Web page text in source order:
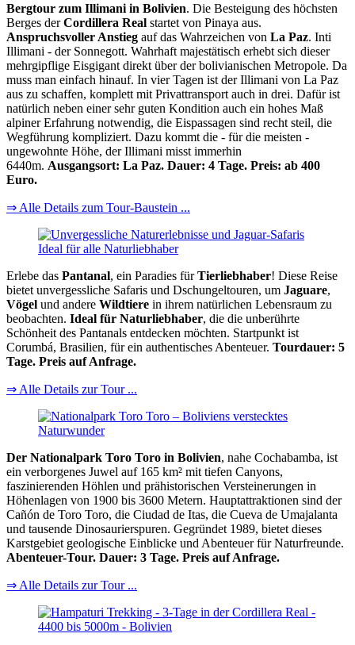
Bergtour zum Illimani in Bolivien. Die Besteigung des höchsten
Berges derCordillera Real startet von Pinaya aus.
Anspruchsvoller Anstieg auf das Wahrzeichen von La Paz. Inti
Illimani - der Sonnegott. Wahrhaft majestätisch erhebt sich dieser
mehrgipflige Eisgigant direkt über der bolivianischen Metropole. Da
muss man einfach hinauf. In vier Tagen ist der Illimani von La Paz
aus zu schaffen, komplett mit Privattransport auch in drei. Dafür ist
natürlich neben einer sehr guten Kondition auch ein hohes Maß
alpiner Erfahrung notwendig, die Eispassagen sind recht steil, die
Wegführung kompliziert. Dazu kommt die - für die meisten -
ungewohnte Höhe, der Illimani misst immerhin
6440m. Ausgangsort: La Paz. Dauer: 4 Tage. Preis: ab 400
Euro.
⇒ Alle Details zum Tour-Baustein ...
Erlebe das Pantanal, ein Paradies fürTierliebhaber! Diese Reise
bietet unvergessliche Safaris und Dschungeltouren, um Jaguare,
Vögel und andere Wildtiere in ihrem natürlichen Lebensraum zu
beobachten. Ideal für Naturliebhaber, die die unberührte
Schönheit des Pantanals entdecken möchten. Startpunkt ist
Corumbá, Brasilien, für ein authentisches Abenteuer. Tourdauer: 5
Tage. Preis auf Anfrage.
⇒ Alle Details zur Tour ...
Der Nationalpark Toro Toro in Bolivien, nahe Cochabamba, ist
ein verborgenes Juwel auf 165 km² mit tiefen Canyons,
faszinierenden Höhlen und prähistorischen Versteinerungen in
Höhenlagen von 1900 bis 3600 Metern. Hauptattraktionen sind der
Cañón de Toro Toro, die Ciudad de Itas, die Cueva de Umajalanta
und tausende Dinosaurierspuren. Gegründet 1989, bietet dieses
Karstgebiet geologische Einblicke und Abenteuer für Naturfreunde.
Abenteuer-Tour. Dauer: 3 Tage. Preis auf Anfrage.
⇒ Alle Details zur Tour ...